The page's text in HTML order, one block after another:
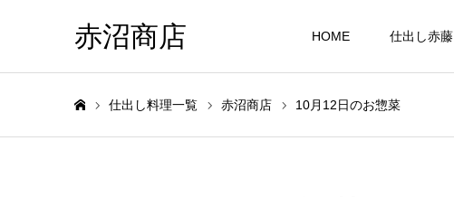
赤沼商店 HOME 仕出し赤藤
仕出し料理一覧 赤沼商店 10月12日のお惣菜